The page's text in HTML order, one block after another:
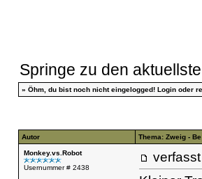
Springe zu den
» Öhm, du bist noch nicht eingelogged! Loginoder
Autor Thema: Zweig -
Monkey.vs.Robot
Usernummer # 2438
verfasst